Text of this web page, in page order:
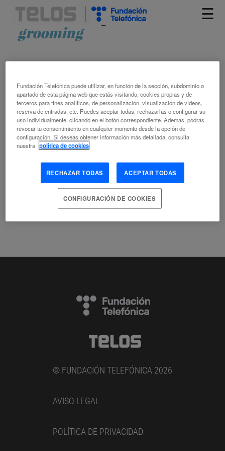
☰
Artículos etiquetados como
grooming
¿QUÉ PASA CON LA IGUALDAD EN EL
CONTEXTO DIGITAL?
​​MILAGROS SÁINZ
© FUNDACIÓN TELEFÓNICA 2026
AVISO LEGAL
POLÍTICA DE PRIVACIDAD
Fundación Telefónica puede utilizar, en función de la sección, subdominio o
apartado de esta página web que estás visitando, cookies propias y de
terceros para fines analíticos, de personalización, visualización de vídeos,
reserva de entradas, etc. Puedes aceptar todas, rechazarlas o configurar su
uso individualmente, clicando en el botón correspondiente. Además, podrás
revocar tu consentimiento en cualquier momento desde la opción de
configuración. Si deseas obtener información más detallada, consulta
nuestra política de cookies
RECHAZAR TODAS ACEPTAR TODAS
CONFIGURACIÓN DE COOKIES